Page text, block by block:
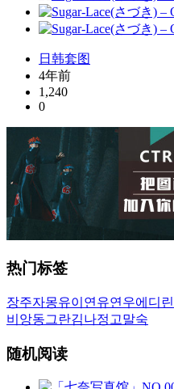
日韩套图
4年前
1,240
0
热门标签
장주자몽유이 연유연우에디린
비앙동그란김나정 고말숙
随机阅读